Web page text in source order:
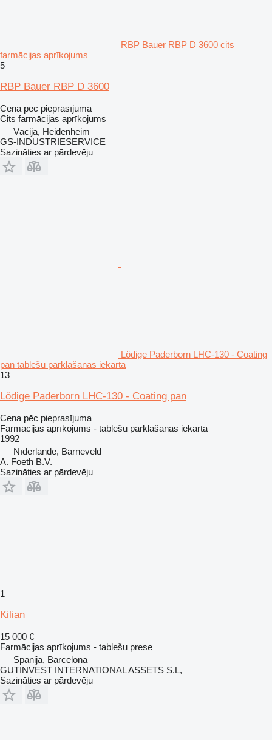
RBP Bauer RBP D 3600 cits
farmācijas aprīkojums
5
RBP Bauer RBP D 3600
Cena pēc pieprasījuma
Cits farmācijas aprīkojums
Vācija, Heidenheim
GS-INDUSTRIESERVICE
Sazināties ar pārdevēju
Lödige Paderborn LHC-130 - Coating
pan tablešu pārklāšanas iekārta
13
Lödige Paderborn LHC-130 - Coating pan
Cena pēc pieprasījuma
Farmācijas aprīkojums - tablešu pārklāšanas iekārta
1992
Nīderlande, Barneveld
A. Foeth B.V.
Sazināties ar pārdevēju
1
Kilian
15 000 €
Farmācijas aprīkojums - tablešu prese
Spānija, Barcelona
GUTINVEST INTERNATIONAL ASSETS S.L,
Sazināties ar pārdevēju